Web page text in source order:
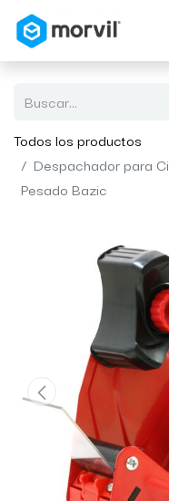
Todos los productos
Despachador para
Pesado Bazic